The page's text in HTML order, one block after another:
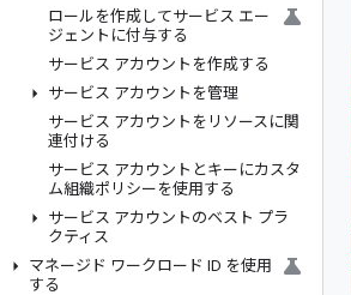
ロールを作成してサービス エー
ジェントに付与する
サービス アカウントを作成する
サービス アカウントを管理
サービス アカウントをリソースに関
連付ける
サービス アカウントとキーにカスタ
ム組織ポリシーを使用する
サービス アカウントのベスト プラ
クティス
マネージド ワークロード ID を使用
する